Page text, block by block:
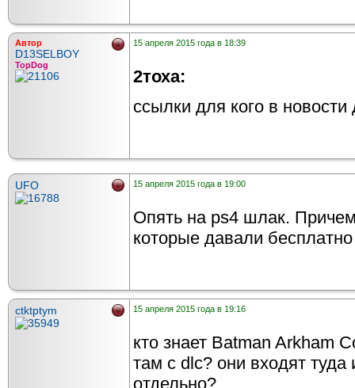
Автор
D13SELBOY
TopDog
15 апреля 2015 года в 18:39
2тоха:
ссылки для кого в
UFO 15 апреля 2015 года в 19:00
Опять на ps4 шлак.
которые давали бесплатно
ctktptym 15 апреля 2015 года в 19:16
кто знает Batman Arkham
там с dlc? они входят туда
отдельно?